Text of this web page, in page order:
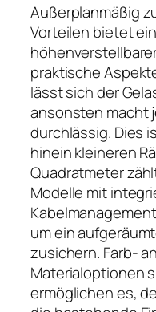
Außerplanmäßig
Vorteilen bietet
praktische
lässt sich der
ansonsten macht
durchlässig. Dies
hinein kleineren
Quadratmeter
Modelle mit
um ein
zusichern. Farb-
Materialoptionen
ermöglichen es,